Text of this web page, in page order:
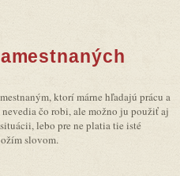
ktorí márne hľadajú prácu a
čo robi, ale možno ju použiť aj
lebo pre ne platia tie isté
slovom.